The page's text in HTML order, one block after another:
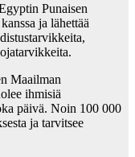
Punaisen
ja lähettää
Maailman
ihmisiä
päivä. Noin 100 000
ja tarvitsee